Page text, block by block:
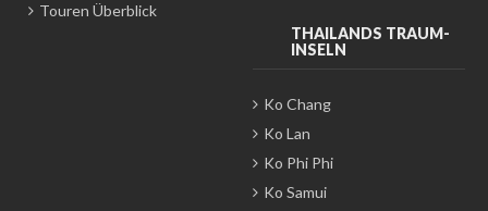
Touren Überblick
THAILANDS TRAUM-
INSELN
Ko Chang
Ko Lan
Ko Phi Phi
Ko Samui